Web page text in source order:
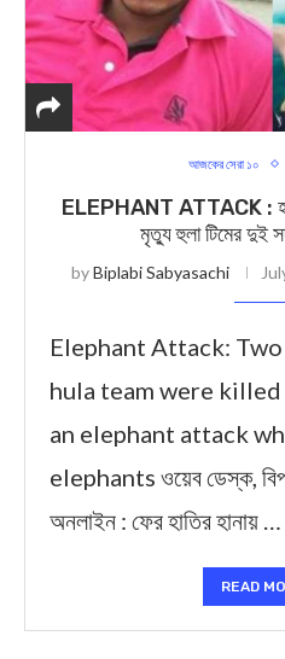
আজকের সেরা ১০
ELEPHANT ATTACK : হাতি
মৃত্যু হুলা টিমের দুই
byBiplabi Sabyasachi
Elephant Attack:
hula team were
an elephant attack
elephants ওয়েব ডেস্ক,
অনলাইন : ফের হাতির হানায় …
READ